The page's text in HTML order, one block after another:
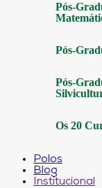
Pós-
Pós-
Pós-
Os 20
Polos
Blog
Institucional